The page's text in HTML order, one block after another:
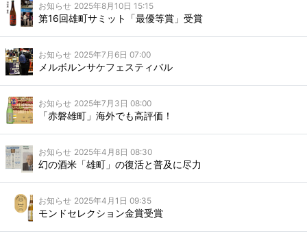
お知らせ 2025年8月10日 15:15
第16回雄町サミット「最優等賞」受賞
お知らせ 2025年7月6日 07:00
メルボルンサケフェスティバル
お知らせ 2025年7月3日 08:00
「赤磐雄町」海外でも高評価！
お知らせ 2025年4月8日 08:30
幻の酒米「雄町」の復活と普及に尽力
お知らせ 2025年4月1日 09:35
モンドセレクション金賞受賞